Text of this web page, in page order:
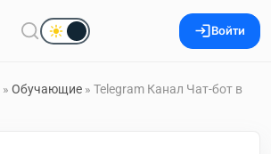
Войти
» Обучающие » Telegram Канал Чат-бот в